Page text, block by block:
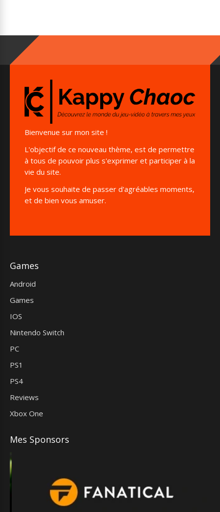
Bienvenue sur mon site !
L'objectif de ce nouveau thème, est de permettre
à tous de pouvoir plus s'exprimer et participer à la
vie du site.
Je vous souhaite de passer d'agréables moments,
et de bien vous amuser.
Games
Android
Games
IOS
Nintendo Switch
PC
PS1
PS4
Reviews
Xbox One
Mes Sponsors